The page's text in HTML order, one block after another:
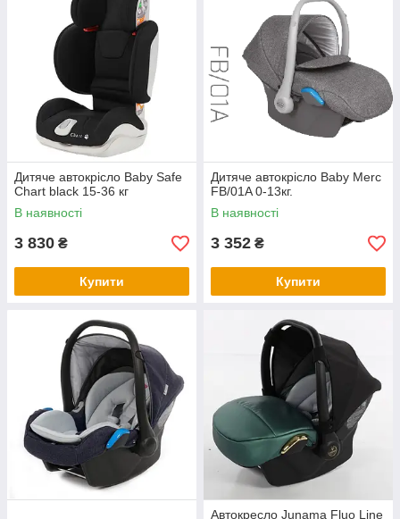
Дитяче автокрісло Baby Safe
Chart black 15-36 кг
В наявності
3 830 ₴
Купити
Дитяче автокрісло Baby Merc
FB/01A 0-13кг.
В наявності
3 352 ₴
Купити
Автокресло Junama Fluo Line